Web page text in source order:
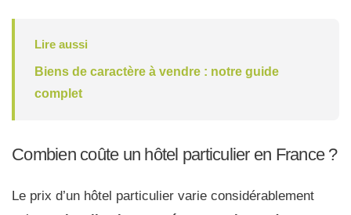
Lire aussi
Biens de caractère à vendre : notre guide
complet
Combien coûte un hôtel particulier en France ?
Le prix d’un hôtel particulier varie considérablement